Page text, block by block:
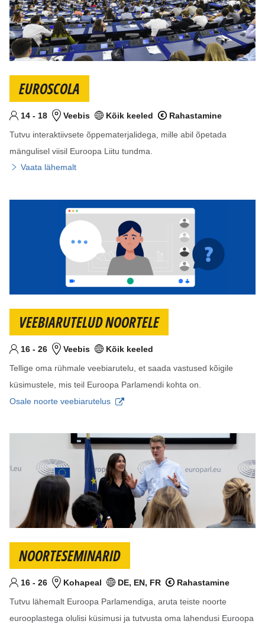
EUROSCOLA
Sihtvanus
Alates
14 - Kuni
18aastat
KohtVeebis Keel(ed)
Kõik keeled Rahastatav projekt
Rahastamine
Tutvu interaktiivsete õppematerjalidega, mille abil õpetada
mängulisel viisil Euroopa Liitu tundma.
Vaata lähemalt
VEEBIARUTELUD NOORTELE
Sihtvanus
Alates
16 - Kuni
26aastat
KohtVeebis Keel(ed)
Kõik keeled
Tellige oma rühmale veebiarutelu, et saada vastused kõigile
küsimustele, mis teil Euroopa Parlamendi kohta on.
Osale noorte veebiarutelus
NOORTESEMINARID
Sihtvanus
Alates
16 - Kuni
26aastat
KohtKohapeal Keel(ed)
DE, EN, FR Rahastatav projekt
Rahastamine
Tutvu lähemalt Euroopa Parlamendiga, aruta teiste noorte
eurooplastega olulisi küsimusi ja tutvusta oma lahendusi Euroopa